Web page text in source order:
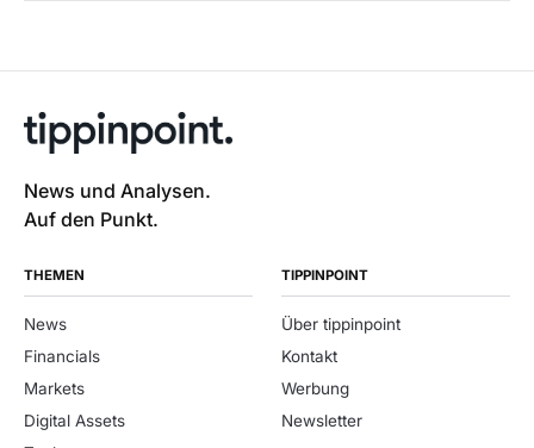
News und Analysen.
Auf den Punkt.
THEMEN
News
Financials
Markets
Digital Assets
TIPPINPOINT
Über tippinpoint
Kontakt
Werbung
Newsletter